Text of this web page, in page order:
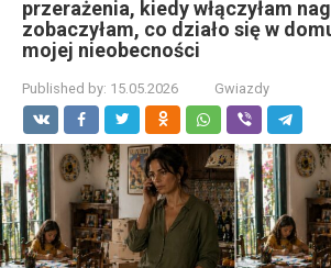
przerażenia, kiedy włączyłam
zobaczyłam, co działo się w
mojej nieobecności
Published by: 15.05.2026 Gwiazdy